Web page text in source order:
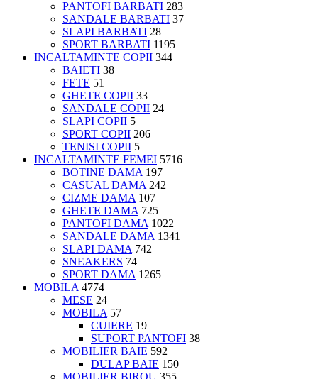
PANTOFI BARBATI 283
SANDALE BARBATI 37
SLAPI BARBATI 28
SPORT BARBATI 1195
INCALTAMINTE COPII 344
BAIETI 38
FETE 51
GHETE COPII 33
SANDALE COPII 24
SLAPI COPII 5
SPORT COPII 206
TENISI COPII 5
INCALTAMINTE FEMEI 5716
BOTINE DAMA 197
CASUAL DAMA 242
CIZME DAMA 107
GHETE DAMA 725
PANTOFI DAMA 1022
SANDALE DAMA 1341
SLAPI DAMA 742
SNEAKERS 74
SPORT DAMA 1265
MOBILA 4774
MESE 24
MOBILA 57
CUIERE 19
SUPORT PANTOFI 38
MOBILIER BAIE 592
DULAP BAIE 150
MOBILIER BIROU 355